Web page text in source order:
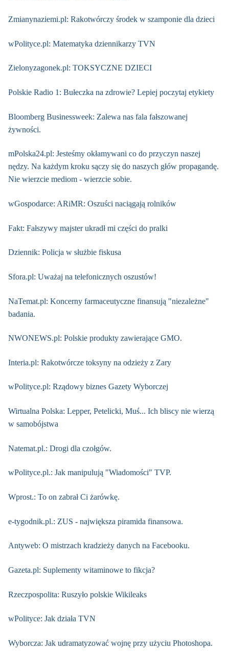
Zmianynaziemi.pl: Rakotwórczy środek w szamponie dla dzieci
wPolityce.pl: Matematyka dziennikarzy TVN
Zielonyzagonek.pl: TOKSYCZNE DZIECI
Polskie Radio 1: Bułeczka na zdrowie? Lepiej poczytaj etykiety
Bloomberg Businessweek: Zalewa nas fala fałszowanej
żywności.
mPolska24.pl: Jesteśmy okłamywani co do przyczyn naszej
nędzy. Na każdym kroku sączy się do naszych głów propagandę.
Nie wierzcie mediom - wierzcie sobie.
wGospodarce: ARiMR: Oszuści naciągają rolników
Fakt: Fałszywy majster ukradł mi części do pralki
Dziennik: Policja w służbie fiskusa
Sfora.pl: Uważaj na telefonicznych oszustów!
NaTemat.pl: Koncerny farmaceutyczne finansują "niezależne"
badania.
NWONEWS.pl: Polskie produkty zawierające GMO.
Interia.pl: Rakotwórcze toksyny na odzieży z Zary
wPolityce.pl: Rządowy biznes Gazety Wyborczej
Wirtualna Polska: Lepper, Petelicki, Muś... Ich bliscy nie wierzą
w samobójstwa
Natemat.pl.: Drogi dla czołgów.
wPolityce.pl.: Jak manipulują "Wiadomości" TVP.
Wprost.: To on zabrał Ci żarówkę.
e-tygodnik.pl.: ZUS - największa piramida finansowa.
Antyweb: O mistrzach kradzieży danych na Facebooku.
Gazeta.pl: Suplementy witaminowe to fikcja?
Rzeczpospolita: Ruszyło polskie Wikileaks
wPolityce: Jak działa TVN
Wyborcza: Jak udramatyzować wojnę przy użyciu Photoshopa.